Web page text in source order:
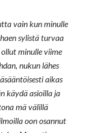
vain kun minulle
sylistä turvaa
minulle viime
nukun lähes
aikas
käydä asioilla ja
mä välillä
oon osannut